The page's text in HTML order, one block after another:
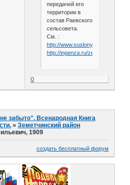
передачей его
территории в
состав Раевского
сельсовета.
См. :
http://www.suslony.ru/
http://inpenza.ru/zemetchino/
0
забыто". Всенародная Книга
»Земетчинский район
1909
создать бесплатный форум